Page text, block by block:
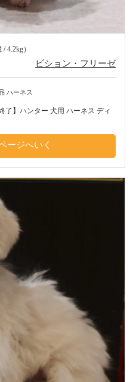
/ 4.2kg）
ビション・フリーゼ
ハーネス
了】ハンター 犬用 ハーネス ディ